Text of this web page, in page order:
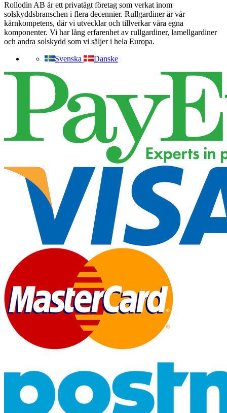
Rollodin AB är ett privatägt företag som verkat inom
solskyddsbranschen i flera decennier. Rullgardiner är vår
kärnkompetens, där vi utvecklar och tillverkar våra egna
komponenter. Vi har lång erfarenhet av rullgardiner, lamellgardiner
och andra solskydd som vi säljer i hela Europa.
Svenska
Danske